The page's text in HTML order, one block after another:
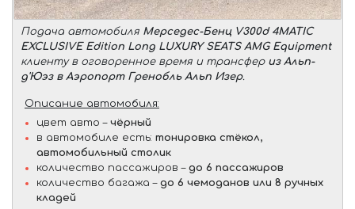
Подача автомобиля Мерседес-Бенц V300d 4MATIC
EXCLUSIVE Edition Long LUXURY SEATS AMG Equipment
клиенту в оговоренное время и трансфер из Альп-
д'Юэз в Аэропорт Гренобль Альп Изер.
Описание автомобиля:
цвет авто – чёрный
в автомобиле есть: тонировка стёкол,
автомобильный столик
количество пассажиров – до 6 пассажиров
количество багажа – до 6 чемоданов или 8 ручных
кладей